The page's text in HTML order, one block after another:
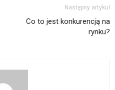
Następny artykuł
Co to jest konkurencją na
rynku?